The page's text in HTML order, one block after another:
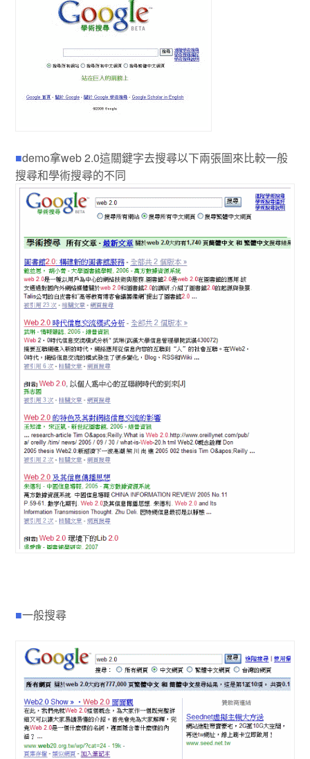
■demo拿web 2.0這關鍵字去搜尋以下兩張圖來比較一般
搜尋和學術搜尋的不同
■一般搜尋